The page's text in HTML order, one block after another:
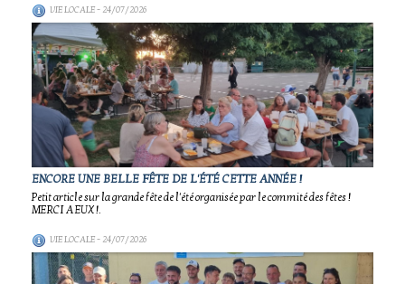
VIE LOCALE- 24/07/2026
ENCORE UNE BELLE FÊTE DE L'ÉTÉ CETTE ANNÉE !
Petit article sur la grande fête de l'été organisée par le commité des fêtes !
MERCI A EUX !.
VIE LOCALE- 24/07/2026